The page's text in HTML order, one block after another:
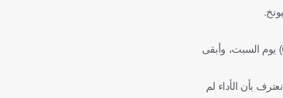
يسافر كلوب بروج إلى ميونخ قادما من انتصار محلي بعد فوزه على فريق لوفين (الذي يحتل المركز ما قبل الأخير) بنتيجة (1-0) يوم السبت، وأبقى
بأن الأداء لم